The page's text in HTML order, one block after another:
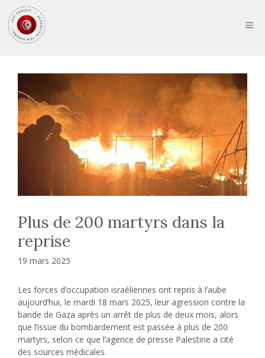
au
contenu
Plus de 200 martyrs dans la
reprise
19 mars 2025
Les forces d’occupation israéliennes ont repris à l’aube
aujourd’hui, le mardi 18 mars 2025, leur agression contre la
bande de Gaza après un arrêt de plus de deux mois, alors
que l’issue du bombardement est passée à plus de 200
martyrs, selon ce que l’agence de presse Palestine a cité
des sources médicales.